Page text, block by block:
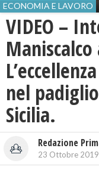
ECONOMIA E LAVORO
VIDEO –
Maniscalco
nel
Sicilia.
Redazione
23 Ottobre